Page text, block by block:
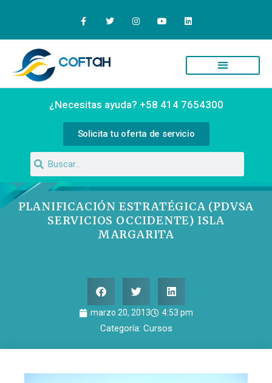
¿Necesitas ayuda? +58 414 7654300
Solicita tu oferta de servicio
PLANIFICACIÓN ESTRATÉGICA (PDVSA
SERVICIOS OCCIDENTE) ISLA
MARGARITA
marzo 20, 2013 4:53 pm
Categoría: Cursos